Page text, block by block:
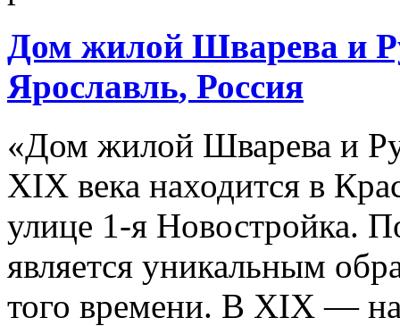
Дом жилой Шварева и
Ярославль, Россия
«Дом жилой Шварева и
XIX века находится в
улице 1-я Новостройка.
является уникальным
того времени. В XIX —